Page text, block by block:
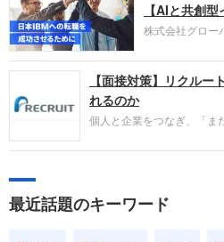
失敗からの学
ィットも評価対
であるかを多角
【AIと共創
株式会社グロー
パーソンが利用
ネ」の転職エー
IBMです。採用
い。
【面接対策】リクル
れるのか
個人と企業をつなぎ、「ま
やこれまでの成果を具体的
しょう。
最近話題のキーワード